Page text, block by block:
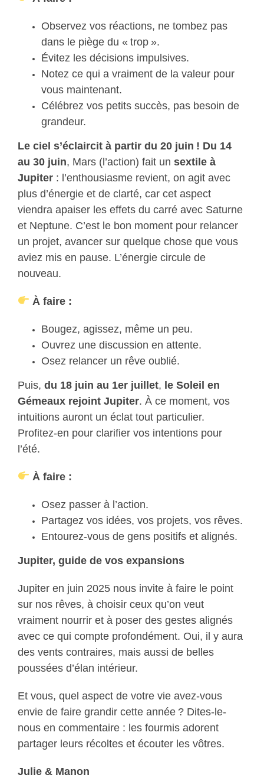
Observez vos réactions, ne tombez pas
dans le piège du « trop ».
Évitez les décisions impulsives.
Notez ce qui a vraiment de la valeur pour
vous maintenant.
Célébrez vos petits succès, pas besoin de
grandeur.
Le ciel s’éclaircit à partir du 20 juin ! Du 14
au 30 juin, Mars (l’action) fait un sextile à
Jupiter: l’enthousiasme revient, on agit avec
plus d’énergie et de clarté, car cet aspect
viendra apaiser les effets du carré avec Saturne
et Neptune. C’est le bon moment pour relancer
un projet, avancer sur quelque chose que vous
aviez mis en pause. L’énergie circule de
nouveau.
À faire :
Bougez, agissez, même un peu.
Ouvrez une discussion en attente.
Osez relancer un rêve oublié.
Puis, du 18 juin au 1er juillet, le Soleil en
Gémeaux rejoint Jupiter. À ce moment, vos
intuitions auront un éclat tout particulier.
Profitez-en pour clarifier vos intentions pour
l’été.
À faire :
Osez passer à l’action.
Partagez vos idées, vos projets, vos rêves.
Entourez-vous de gens positifs et alignés.
Jupiter, guide de vos expansions
Jupiter en juin 2025 nous invite à faire le point
sur nos rêves, à choisir ceux qu’on veut
vraiment nourrir et à poser des gestes alignés
avec ce qui compte profondément. Oui, il y aura
des vents contraires, mais aussi de belles
poussées d’élan intérieur.
Et vous, quel aspect de votre vie avez-vous
envie de faire grandir cette année ? Dites-le-
nous en commentaire : les fourmis adorent
partager leurs récoltes et écouter les vôtres.
Julie & Manon